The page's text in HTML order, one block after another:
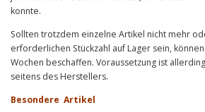
konnte.
Sollten trotzdem einzelne Artikel nicht mehr
erforderlichen Stückzahl auf Lager sein,
Wochen beschaffen. Voraussetzung ist
seitens des Herstellers.
Besondere Artikel